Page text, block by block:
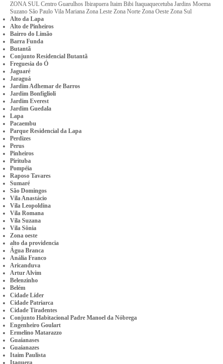
ZONA SUL Centro Guarulhos Ibirapuera Itaim Bibi Itaquaquecetuba Jardins Moema
Suzano São Paulo Vila Mariana Zona Leste Zona Norte Zona Oeste Zona Sul
Alto da Lapa
Alto de Pinheiros
Bairro do Limão
Barra Funda
Butantã
Conjunto Residencial Butantã
Freguesia do Ó
Jaguaré
Jaraguá
Jardim Adhemar de Barros
Jardim Bonfiglioli
Jardim Everest
Jardim Guedala
Lapa
Pacaembu
Parque Residencial da Lapa
Perdizes
Perus
Pinheiros
Pirituba
Pompéia
Raposo Tavares
Sumaré
São Domingos
Vila Anastácio
Vila Leopoldina
Vila Romana
Vila Suzana
Vila Sônia
Zona oeste
alto da providencia
Água Branca
Anália Franco
Aricanduva
Artur Alvim
Belenzinho
Belém
Cidade Líder
Cidade Patriarca
Cidade Tiradentes
Conjunto Habitacional Padre Manoel da Nóbrega
Engenheiro Goulart
Ermelino Matarazzo
Guaianases
Guaianazes
Itaim Paulista
Itaquera